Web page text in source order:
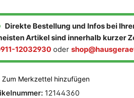
Direkte Bestellung und Infos bei
Artikel sind innerhalb kurzer
12032930 oder
Zum Merkzettel hinzufügen
12144360